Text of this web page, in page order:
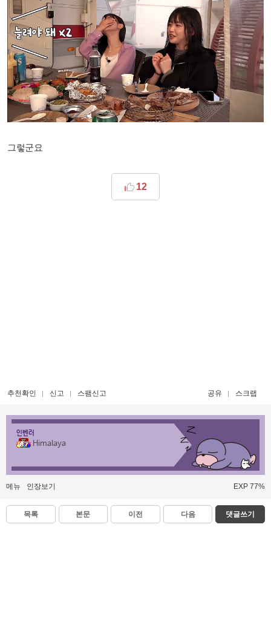
그렇군요
12
추천확인 신고 스팸신고 공유 스크랩
인벤러
Himalaya
메뉴 인장보기 EXP 77%
목록 본문 이전 다음 댓글쓰기